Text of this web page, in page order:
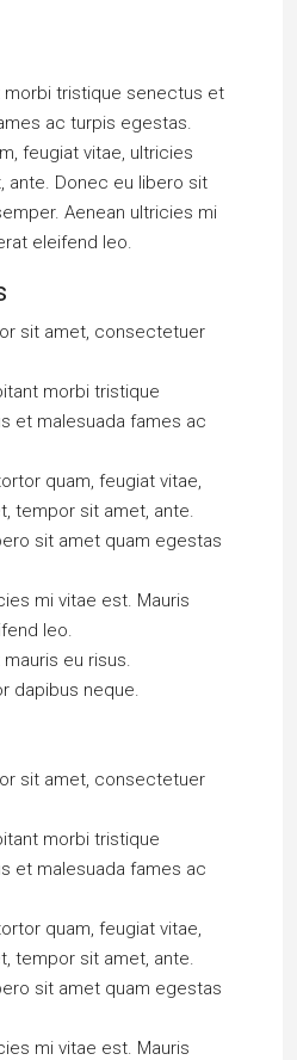
morbi tristique senectus et
ac turpis egestas.
feugiat vitae, ultricies
ante. Donec eu libero sit
Aenean ultricies mi
eleifend leo.
sit amet, consectetuer
morbi tristique
et malesuada fames ac
quam, feugiat vitae,
tempor sit amet, ante.
sit amet quam egestas
mi vitae est. Mauris
leo.
eu risus.
dapibus neque.
sit amet, consectetuer
morbi tristique
et malesuada fames ac
quam, feugiat vitae,
tempor sit amet, ante.
sit amet quam egestas
mi vitae est. Mauris